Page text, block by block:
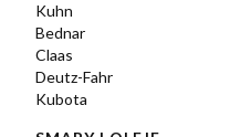
Kuhn
Bednar
Claas
Deutz-Fahr
Kubota